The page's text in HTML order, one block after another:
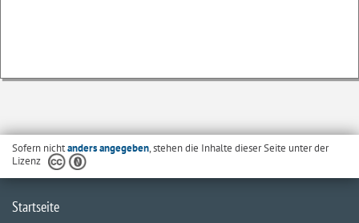
Sofern nichtanders angegeben, stehen die Inhalte dieser Seite unter der
Lizenz
Startseite